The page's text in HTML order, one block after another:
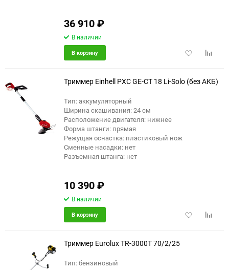
36 910₽
В наличии
Добавить
В корзину
Триммер Einhell PXC GE-CT 18 Li-Solo (без АКБ)
Тип: аккумуляторный
Ширина скашивания: 24 см
Расположение двигателя: нижнее
Форма штанги: прямая
Режущая оснастка: пластиковый нож
Сменные насадки: нет
Разъемная штанга: нет
10 390₽
В наличии
Добавить
В корзину
Триммер Eurolux TR-3000T 70/2/25
Тип: бензиновый